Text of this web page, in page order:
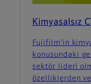
Kimyasalsız
Fujifilm'in
konusundaki
sektör lideri
özelliklerden